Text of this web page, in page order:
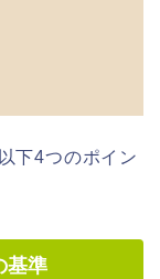
下4つのポイン
基準